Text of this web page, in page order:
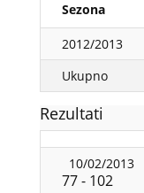
Sezona
2012/2013
Ukupno
Rezultati
10/02/2013
77- 102